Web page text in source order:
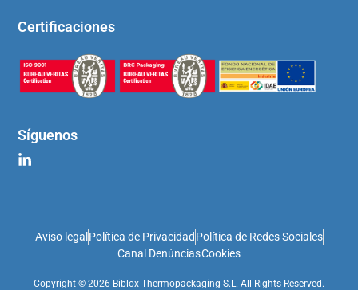
Certificaciones
Síguenos
Aviso legal Política de Privacidad Política de Redes Sociales
Canal DenúnciasCookies
Copyright © 2026 Biblox Thermopackaging S.L. All Rights Reserved.